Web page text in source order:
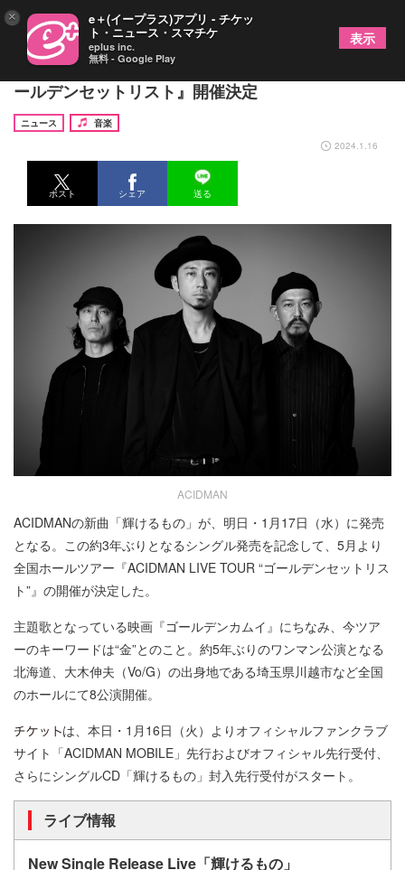
ACIDMAN、2024年5月より全国ホールツアー『ゴ
ールデンセットリスト』開催決定
ニュース
音楽
2024.1.16
ポスト シェア 送る
ACIDMAN
ACIDMANの新曲「輝けるもの」が、明日・1月17日（水）に発売
となる。この約3年ぶりとなるシングル発売を記念して、5月より
全国ホールツアー『ACIDMAN LIVE TOUR “ゴールデンセットリス
ト”』の開催が決定した。
主題歌となっている映画『ゴールデンカムイ』にちなみ、今ツア
ーのキーワードは“金”とのこと。約5年ぶりのワンマン公演となる
北海道、大木伸夫（Vo/G）の出身地である埼玉県川越市など全国
のホールにて8公演開催。
は、本日・1月16日（火）よりオフィシャルファンクラブ
サイト「ACIDMAN MOBILE」先行およびオフィシャル先行受付、
さらにシングルCD「輝けるもの」封入先行受付がスタート。
ライブ情報
New Single Release Live「輝けるもの」
× e＋(イープラス)アプリ - チケッ
ト・ニュース・スマチケ
eplus inc.
無料 - Google Play
表示